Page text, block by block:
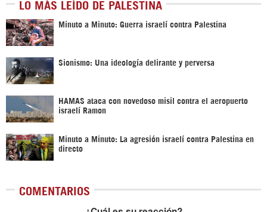
LO MÁS LEÍDO DE PALESTINA
Minuto a Minuto: Guerra israelí contra Palestina
Sionismo: Una ideología delirante y perversa
HAMAS ataca con novedoso misil contra el aeropuerto
israelí Ramon
Minuto a Minuto: La agresión israelí contra Palestina en
directo
COMENTARIOS